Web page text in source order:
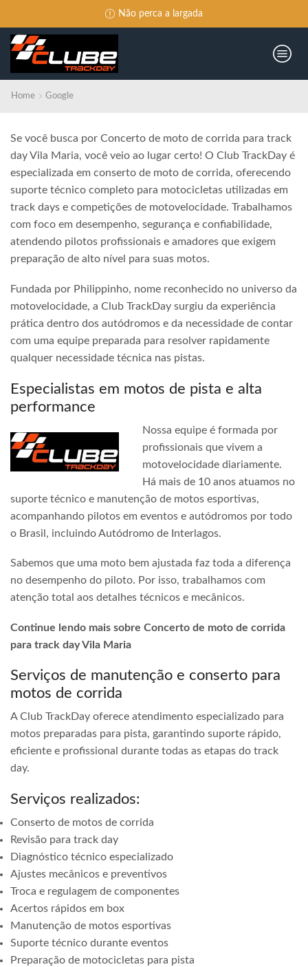
Não perca a largada
Home Google
Se você busca por Concerto de moto de corrida para track
day Vila Maria, você veio ao lugar certo! O Club TrackDay é
especializada em conserto de moto de corrida, oferecendo
suporte técnico completo para motocicletas utilizadas em
track days e competições de motovelocidade. Trabalhamos
com foco em desempenho, segurança e confiabilidade,
atendendo pilotos profissionais e amadores que exigem
preparação de alto nível para suas motos.
Fundada por Philippinho, nome reconhecido no universo da
motovelocidade, a Club TrackDay surgiu da experiência
prática dentro dos autódromos e da necessidade de contar
com uma equipe preparada para resolver rapidamente
qualquer necessidade técnica nas pistas.
Especialistas em motos de pista e alta
performance
Nossa equipe é formada por
profissionais que vivem a
motovelocidade diariamente.
Há mais de 10 anos atuamos no
suporte técnico e manutenção de motos esportivas,
acompanhando pilotos em eventos e autódromos por todo
o Brasil, incluindo Autódromo de Interlagos.
Sabemos que uma moto bem ajustada faz toda a diferença
no desempenho do piloto. Por isso, trabalhamos com
atenção total aos detalhes técnicos e mecânicos.
Continue lendo mais sobre Concerto de moto de corrida
para track day Vila Maria
Serviços de manutenção e conserto para
motos de corrida
A Club TrackDay oferece atendimento especializado para
motos preparadas para pista, garantindo suporte rápido,
eficiente e profissional durante todas as etapas do track
day.
Serviços realizados:
Conserto de motos de corrida
Revisão para track day
Diagnóstico técnico especializado
Ajustes mecânicos e preventivos
Troca e regulagem de componentes
Acertos rápidos em box
Manutenção de motos esportivas
Suporte técnico durante eventos
Preparação de motocicletas para pista